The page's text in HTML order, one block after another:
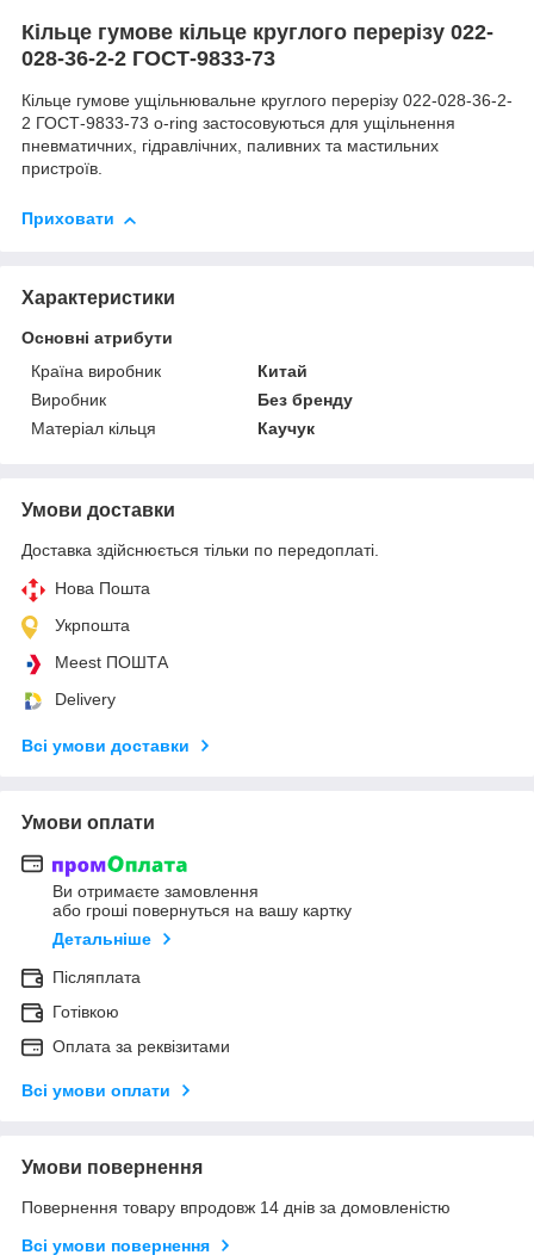
Кільце гумове кільце круглого перерізу 022-
028-36-2-2 ГОСТ-9833-73
Кільце гумове ущільнювальне круглого перерізу 022-028-36-2-
2 ГОСТ-9833-73 o-ring застосовуються для ущільнення
пневматичних, гідравлічних, паливних та мастильних
пристроїв.
Приховати
Характеристики
Основні атрибути
Країна виробник
Китай
Виробник
Без бренду
Матеріал кільця
Каучук
Умови доставки
Доставка здійснюється тільки по передоплаті.
Нова Пошта
Укрпошта
Meest ПОШТА
Delivery
Всі умови доставки
Умови оплати
Ви отримаєте замовлення
або гроші повернуться на вашу картку
Детальніше
Післяплата
Готівкою
Оплата за реквізитами
Всі умови оплати
Умови повернення
Повернення товару впродовж 14 днів за домовленістю
Всі умови повернення